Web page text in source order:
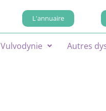
L'annuaire
Vulvodynie Autres